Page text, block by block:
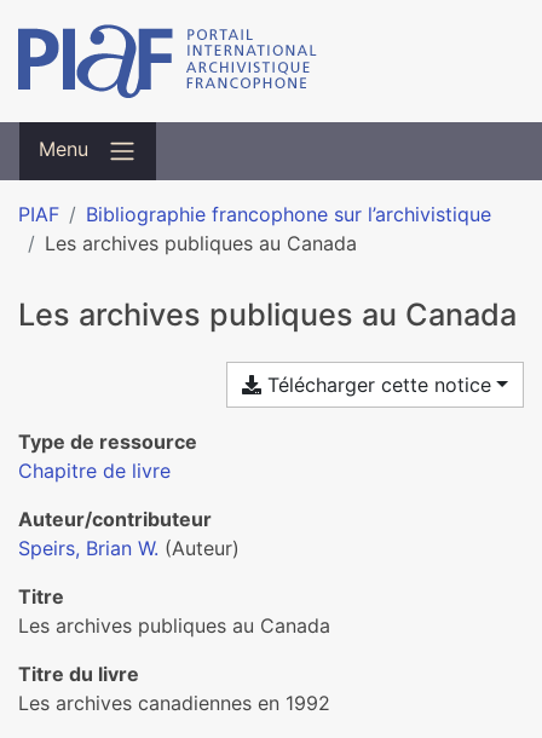
Menu
PIAF
Bibliographie francophone sur l’archivistique
Les archives publiques au Canada
Les archives publiques au Canada
Télécharger cette notice
Type de ressource
Chapitre de livre
Auteur/contributeur
Speirs, Brian W. (Auteur)
Titre
Les archives publiques au Canada
Titre du livre
Les archives canadiennes en 1992